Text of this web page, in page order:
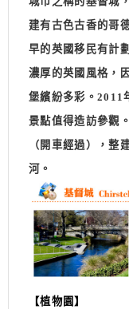
建有古色古香的哥
早的英國移民有計
濃厚的英國風格，
堡繽紛多彩。2011
景點值得造訪參觀
（開車經過），整
河。
【植物園】